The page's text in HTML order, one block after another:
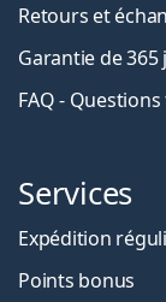
Retours et
Garantie de 365
FAQ -
Services
Expédition
Points bonus